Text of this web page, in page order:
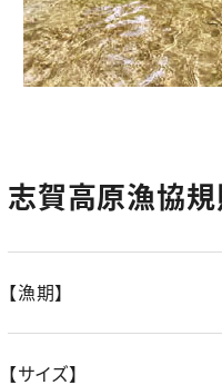
志賀高原漁協
【漁期】
【サイズ】